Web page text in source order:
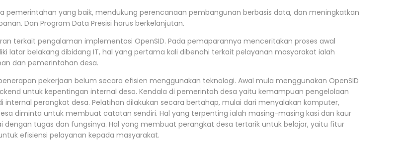
pemerintahan yang baik, mendukung perencanaan pembangunan berbasis data, dan meningkatkan
Dan Program Data Presisi harus berkelanjutan.
terkait pengalaman implementasi OpenSID. Pada pemaparannya menceritakan proses awal
latar belakang dibidang IT, hal yang pertama kali dibenahi terkait pelayanan masyarakat ialah
dan pemerintahan desa.
pekerjaan belum secara efisien menggunakan teknologi. Awal mula menggunakan OpenSID
untuk kepentingan internal desa. Kendala di pemerintah desa yaitu kemampuan pengelolaan
perangkat desa. Pelatihan dilakukan secara bertahap, mulai dari menyalakan komputer,
diminta untuk membuat catatan sendiri. Hal yang terpenting ialah masing-masing kasi dan kaur
dengan tugas dan fungsinya. Hal yang membuat perangkat desa tertarik untuk belajar, yaitu fitur
efisiensi pelayanan kepada masyarakat.